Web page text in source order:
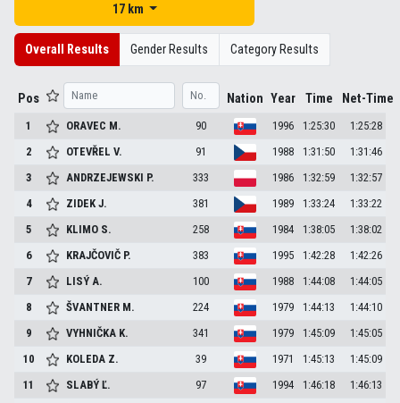
17 km
Overall Results Gender Results Category Results
Pos Nation Year Time Net-Time
1 ORAVEC M. 90 1996 1:25:30
1:25:28
2
OTEVŘELV. 91 1988 1:31:50
1:31:46
3
ANDRZEJEWSKI P. 333 1986 1:32:59
1:32:57
4
ZIDEKJ. 381 1989 1:33:24
1:33:22
5
KLIMO S. 258 1984 1:38:05
1:38:02
6
KRAJČOVIČ P. 383 1995 1:42:28
1:42:26
7
LISÝA. 100 1988 1:44:08
1:44:05
8
ŠVANTNER M. 224 1979 1:44:13
1:44:10
9
VYHNIČKA K. 341 1979 1:45:09
1:45:05
10
KOLEDA Z. 39 1971 1:45:13
1:45:09
11
SLABÝĽ. 97 1994 1:46:18
1:46:13